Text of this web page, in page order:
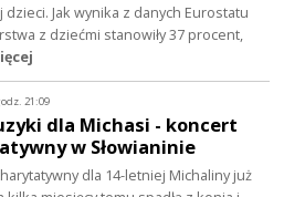
Jak wynika z danych Eurostatu
z dziećmi stanowiły 37 procent,
21:09
dla Michasi - koncert
w Słowianinie
dla 14-letniej Michaliny już